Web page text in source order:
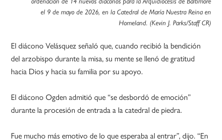
el 9 de mayo de 2026, en la Catedral de María Nuestra Reina en
Homeland. (Kevin J. Parks/Staff CR)
El diácono Velásquez señaló que, cuando recibió la bendición
del arzobispo durante la misa, su mente se llenó de gratitud
hacia Dios y hacia su familia por su apoyo.
El diácono Ogden admitió que “se desbordó de emoción”
durante la procesión de entrada a la catedral de piedra.
Fue mucho más emotivo de lo que esperaba al entrar”, dijo. “En